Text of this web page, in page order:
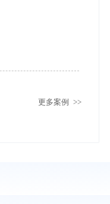
更多案例 >>